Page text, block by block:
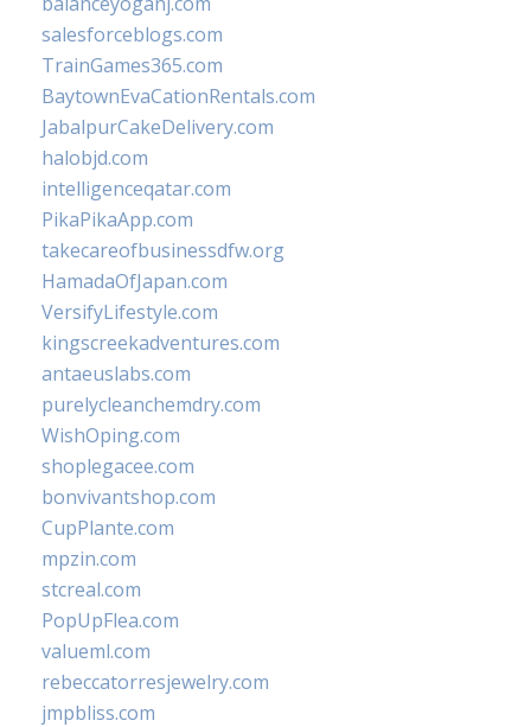
salesforceblogs.com
TrainGames365.com
BaytownEvaCationRentals.com
JabalpurCakeDelivery.com
halobjd.com
intelligenceqatar.com
PikaPikaApp.com
takecareofbusinessdfw.org
HamadaOfJapan.com
VersifyLifestyle.com
kingscreekadventures.com
antaeuslabs.com
purelycleanchemdry.com
WishOping.com
shoplegacee.com
bonvivantshop.com
CupPlante.com
mpzin.com
stcreal.com
PopUpFlea.com
valueml.com
rebeccatorresjewelry.com
jmpbliss.com